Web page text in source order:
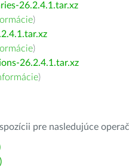
26.2.4.1.tar.xz
)
)
26.2.4.1.tar.xz
)
pre nasledujúce